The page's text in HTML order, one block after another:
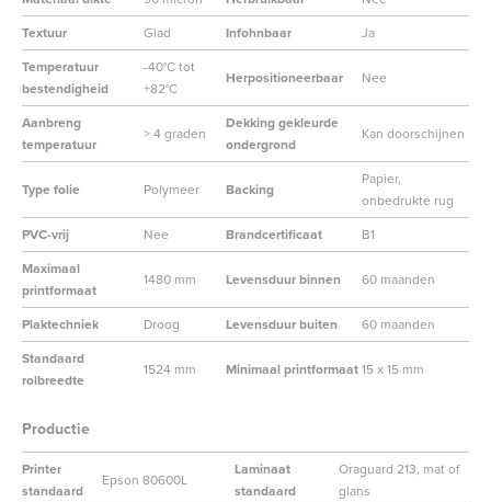
Textuur
Glad Infohnbaar
Ja
Temperatuur
bestendigheid
-40°C tot
+82°C
Herpositioneerbaar Nee
Aanbreng
temperatuur
> 4 graden
Dekking gekleurde
ondergrond
Kan doorschijnen
Type folie Polymeer Backing
Papier,
onbedrukte rug
PVC-vrij
Nee Brandcertificaat
B1
Maximaal
printformaat
1480 mm Levensduur binnen 60 maanden
Plaktechniek Droog Levensduur buiten
60 maanden
Standaard
rolbreedte
1524 mm Minimaal printformaat15 x 15 mm
Productie
Printer
standaard
Epson 80600L
Laminaat
standaard
Oraguard 213, mat of
glans